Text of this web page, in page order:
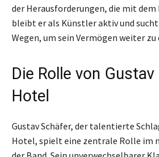
der Herausforderungen, die mit dem
bleibt er als Künstler aktiv und
Wegen, um sein Vermögen weiter zu
Die Rolle von
Hotel
Gustav Schäfer, der talentierte
Hotel, spielt eine zentrale Rolle im